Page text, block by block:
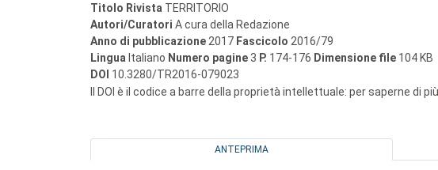
Titolo Rivista TERRITORIO
Autori/Curatori A cura della Redazione
Anno di pubblicazione 2017 Fascicolo 2016/79
Lingua Italiano Numero pagine 3 P. 174-176 Dimensione file 104 KB
DOI 10.3280/TR2016-079023
Il DOI è il codice a barre della proprietà intellettuale: per saperne di più
ANTEPRIMA